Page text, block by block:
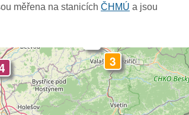
měřena na stanicíchČHMÚ a jsou
3